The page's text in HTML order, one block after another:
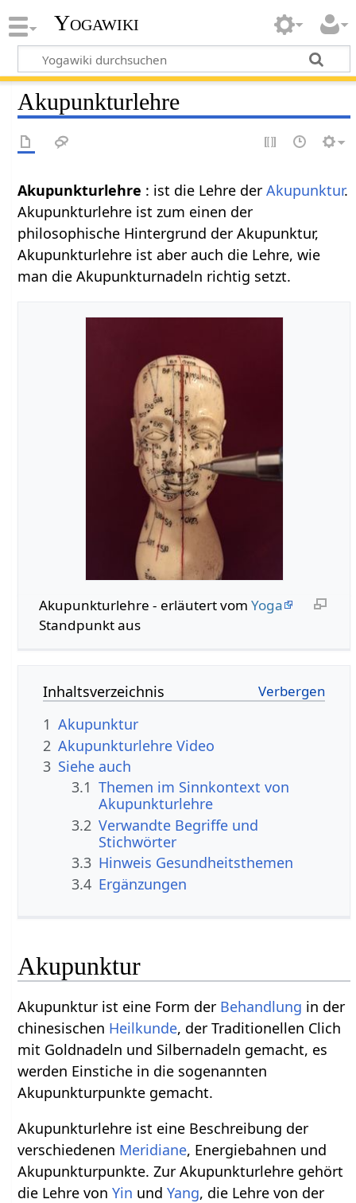
Yogawiki
Akupunkturlehre
Akupunkturlehre : ist die Lehre derAkupunktur.
Akupunkturlehre ist zum einen der
philosophische Hintergrund der Akupunktur,
Akupunkturlehre ist aber auch die Lehre, wie
man die Akupunkturnadeln richtig setzt.
Akupunkturlehre - erläutert vom Yoga
Standpunkt aus
Inhaltsverzeichnis
1 Akupunktur
2 Akupunkturlehre Video
3 Siehe auch
3.1 Themen im Sinnkontext von
Akupunkturlehre
3.2 Verwandte Begriffe und
Stichwörter
3.3 Hinweis Gesundheitsthemen
3.4 Ergänzungen
Akupunktur
Akupunktur ist eine Form der Behandlung in der
chinesischen Heilkunde, der Traditionellen Clich
mit Goldnadeln und Silbernadeln gemacht, es
werden Einstiche in die sogenannten
Akupunkturpunkte gemacht.
Akupunkturlehre ist eine Beschreibung der
verschiedenen Meridiane, Energiebahnen und
Akupunkturpunkte. Zur Akupunkturlehre gehört
die Lehre vonYin undYang, die Lehre von der